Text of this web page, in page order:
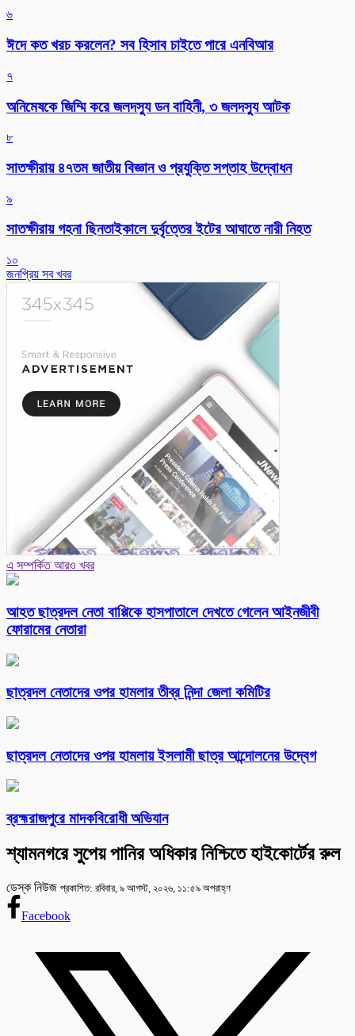
৬
ঈদে কত খরচ করলেন? সব হিসাব চাইতে পারে এনবিআর
৭
অনিমেষকে জিম্মি করে জলদস্যু ডন বাহিনী, ৩ জলদস্যু আটক
৮
সাতক্ষীরায় ৪৭তম জাতীয় বিজ্ঞান ও প্রযুক্তি সপ্তাহ উদ্বোধন
৯
সাতক্ষীরায় গহনা ছিনতাইকালে দুর্বৃত্তের ইটের আঘাতে নারী নিহত
১০
জনপ্রিয় সব খবর
এ সম্পর্কিত আরও খবর
আহত ছাত্রদল নেতা বাপ্পিকে হাসপাতালে দেখতে গেলেন আইনজীবী
ফোরামের নেতারা
ছাত্রদল নেতাদের ওপর হামলার তীব্র নিন্দা জেলা কমিটির
ছাত্রদল নেতাদের ওপর হামলায় ইসলামী ছাত্র আন্দোলনের উদ্বেগ
ব্রহ্মরাজপুরে মাদকবিরোধী অভিযান
শ্যামনগরে সুপেয় পানির অধিকার নিশ্চিতে হাইকোর্টের রুল
ডেস্ক নিউজ প্রকাশিত: রবিবার, ৯ আগস্ট, ২০২৬, ১১:৫৯ অপরাহ্ণ
Facebook